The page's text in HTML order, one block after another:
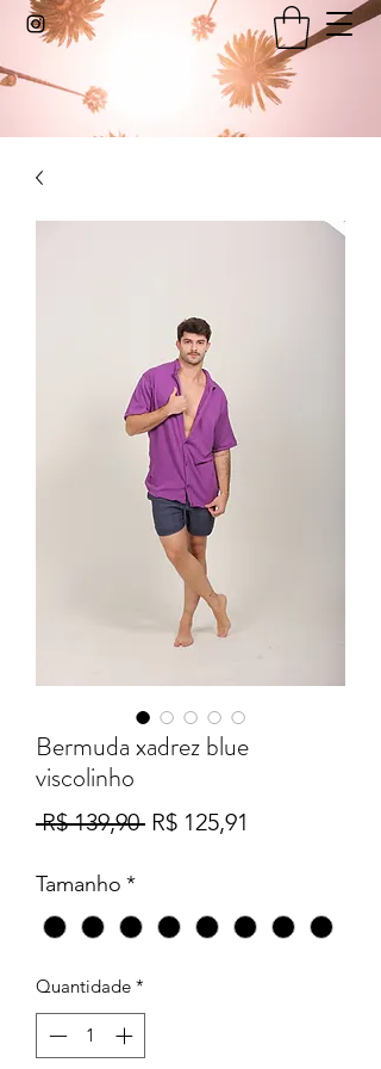
Bermuda xadrez blue
viscolinho
R$ 139,90 Preço
R$ 125,91
Tamanho *
Quantidade *